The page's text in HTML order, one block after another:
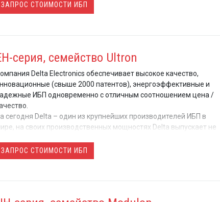
с повышенными требованиями к качеству
ЗАПРОС СТОИМОСТИ ИБП
серия, семейство Ultron
Delta Electronics обеспечивает высокое качество,
(свыше 2000 патентов), энергоэффективные и
ИБП одновременно с отличным соотношением цена /
сегодня Delta – один из крупнейших производителей ИБП в
на своих производственных мощностях Delta выпускает не
брендов (ОЕМ производство).
ЗАПРОС СТОИМОСТИ ИБП